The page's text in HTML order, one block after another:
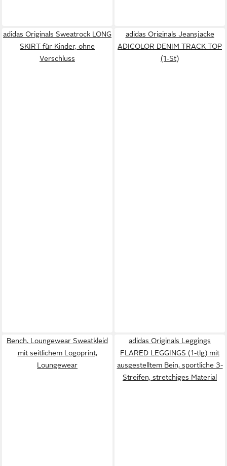
adidas Originals Sweatrock LONG
SKIRT für Kinder, ohne
Verschluss
adidas Originals Jeansjacke
ADICOLOR DENIM TRACK TOP
(1-St)
Bench. Loungewear Sweatkleid
mit seitlichem Logoprint,
Loungewear
adidas Originals Leggings
FLARED LEGGINGS (1-tlg) mit
ausgestelltem Bein, sportliche 3-
Streifen, stretchiges Material